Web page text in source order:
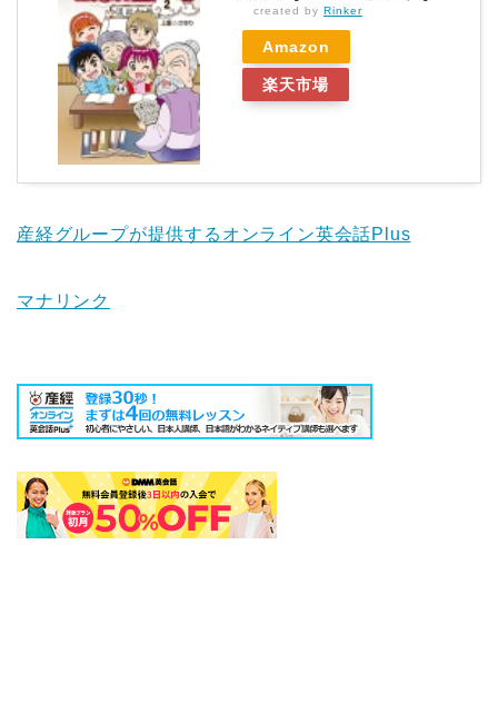
created by Rinker
Amazon
楽天市場
産経グループが提供するオンライン英会話Plus
マナリンク